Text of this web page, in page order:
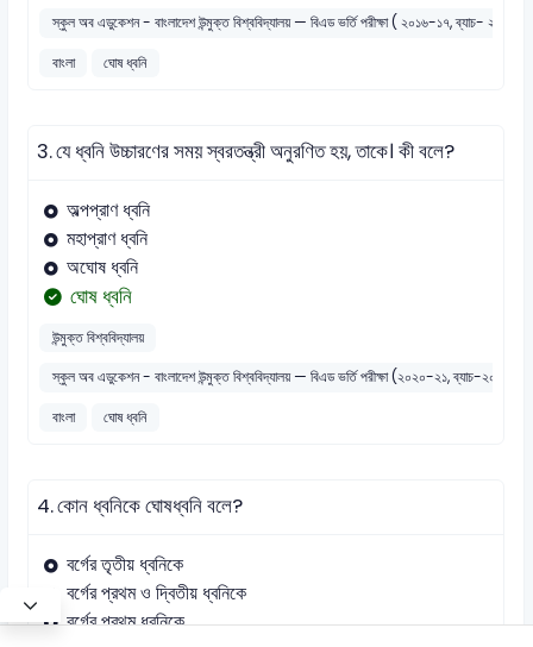
স্কুল অব এডুকেশন - বাংলাদেশ উন্মুক্ত বিশ্ববিদ্যালয় — বিএড ভর্তি পরীক্ষা ( ২০১৬-১৭, ব্যাচ- ২০১৭)
বাংলা
ঘোষ ধ্বনি
3.যে ধ্বনি উচ্চারণের সময় স্বরতন্ত্রী অনুরণিত হয়, তাকে। কী বলে?
অল্পপ্রাণ ধ্বনি
মহাপ্রাণ ধ্বনি
অঘোষ ধ্বনি
ঘোষ ধ্বনি
উন্মুক্ত বিশ্ববিদ্যালয়
স্কুল অব এডুকেশন - বাংলাদেশ উন্মুক্ত বিশ্ববিদ্যালয় — বিএড ভর্তি পরীক্ষা (২০২০-২১, ব্যাচ-২০২১)
বাংলা
ঘোষ ধ্বনি
4.কোন ধ্বনিকে ঘোষধ্বনি বলে?
বর্গের তৃতীয় ধ্বনিকে
বর্গের প্রথম ও দ্বিতীয় ধ্বনিকে
বর্গের প্রথম ধ্বনিকে